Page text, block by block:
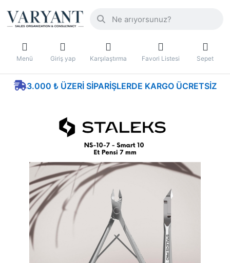
Menü Giriş yap Karşılaştırma Favori Listesi Sepet
3.000 ₺ ÜZERI SIPARIŞLERDE KARGO ÜCRETSIZ